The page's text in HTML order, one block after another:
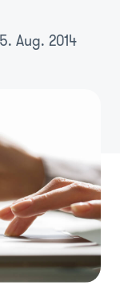
Aug. 2014